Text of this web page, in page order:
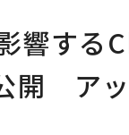
響する
開 ア